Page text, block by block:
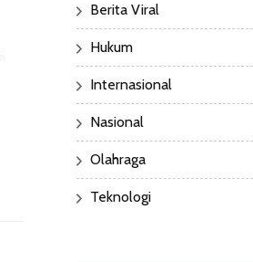
Berita Viral
Hukum
Internasional
Nasional
Olahraga
Teknologi